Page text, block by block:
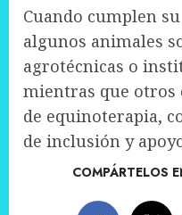
Cuando cumplen
algunos animales
agrotécnicas o
mientras que otros
de equinoterapia,
de inclusión y
COMPÁRTELOS